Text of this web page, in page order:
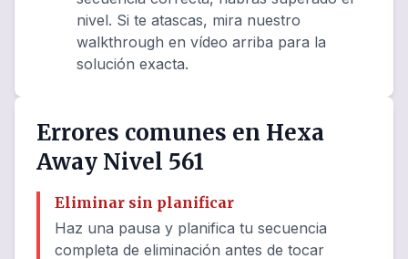
nivel. Si te atascas, mira nuestro
walkthrough en vídeo arriba para la
solución exacta.
Errores comunes en Hexa
Away Nivel 561
Eliminar sin planificar
Haz una pausa y planifica tu secuencia
completa de eliminación antes de tocar